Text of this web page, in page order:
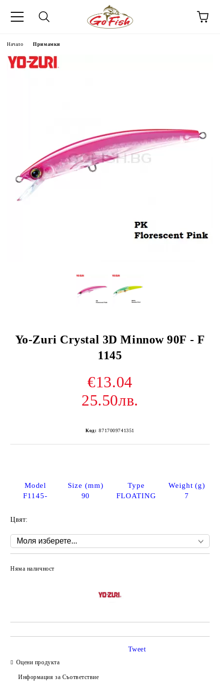
Начало Примамки
Yo-Zuri Crystal 3D Minnow 90F - F
1145
€13.04
25.50лв.
Код: 8717009741351
Model Size (mm) Type
Weight (g)
F1145-
90 FLOATING 7
Цвят:
Няма наличност
Оцени продукта
Информация за Съответствие
Tweet